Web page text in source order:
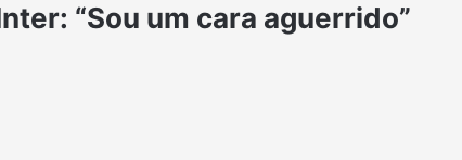
“Sou um cara aguerrido”